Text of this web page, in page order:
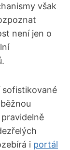
však
není jen o
sofistikované
i portál